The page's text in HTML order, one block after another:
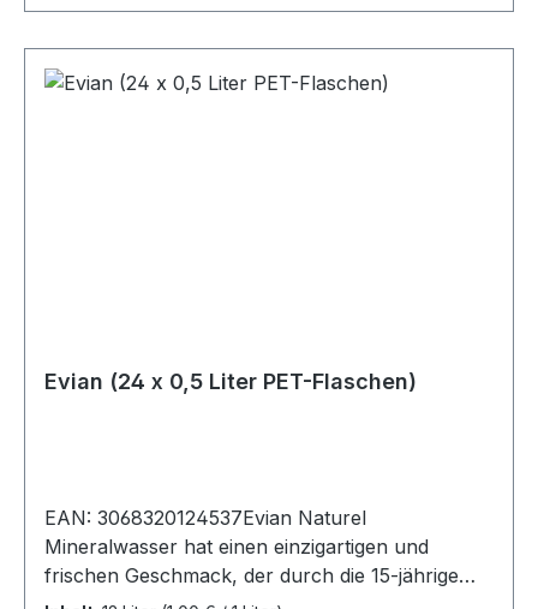
gEiweiß0 gSalz0,01 g
Evian (24 x 0,5 Liter PET-Flaschen)
EAN: 3068320124537Evian Naturel
Mineralwasser hat einen einzigartigen und
frischen Geschmack, der durch die 15-jährige
Reise des Wassers durch die französischen